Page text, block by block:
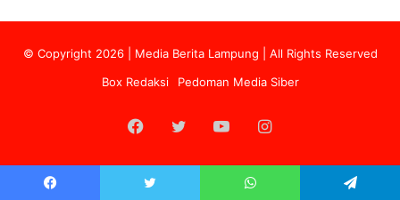
© Copyright 2026 | Media Berita Lampung | All Rights Reserved
Box Redaksi
Pedoman Media Siber
Facebook
TwitterYouTubeInstagram